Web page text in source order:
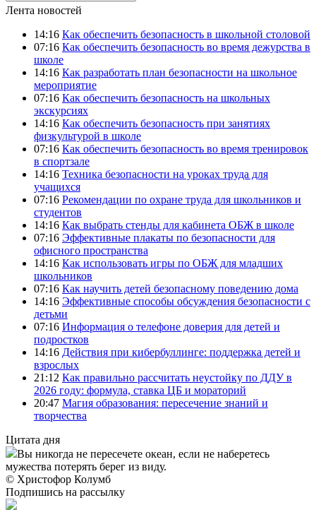
Лента новостей
14:16 Как обеспечить безопасность в школьной столовой
07:16 Как обеспечить безопасность во время дежурства в
школе
14:16 Как разработать план безопасности на школьное
мероприятие
07:16 Как обеспечить безопасность на школьных
экскурсиях
14:16 Как обеспечить безопасность при занятиях
физкультурой в школе
07:16 Как обеспечить безопасность во время тренировок
в спортзале
14:16 Техника безопасности на уроках труда для
учащихся
07:16 Рекомендации по охране труда для школьников и
студентов
14:16 Как выбрать стенды для кабинета ОБЖ в школе
07:16 Эффективные плакаты по безопасности для
офисного пространства
14:16 Как использовать игры по ОБЖ для младших
школьников
07:16 Как научить детей безопасному поведению дома
14:16 Эффективные способы обсуждения безопасности с
детьми
07:16 Информация о телефоне доверия для детей и
подростков
14:16 Действия при кибербуллинге: поддержка детей и
взрослых
21:12 Как правильно рассчитать неустойку по ДДУ в
2026 году: формула, ставка ЦБ и мораторий
20:47 Магия образования: пересечение знаний и
творчества
Цитата дня
Вы никогда не пересечете океан, если не наберетесь
мужества потерять берег из виду.
© Христофор Колумб
Подпишись на рассылку